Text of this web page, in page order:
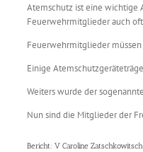
Atemschutz ist eine wichtige
Feuerwehrmitglieder auch
Feuerwehrmitglieder
Einige
Weiters wurde der
Nun sind die Mitglieder der
Bericht: V Caroline Zatschkowitsch